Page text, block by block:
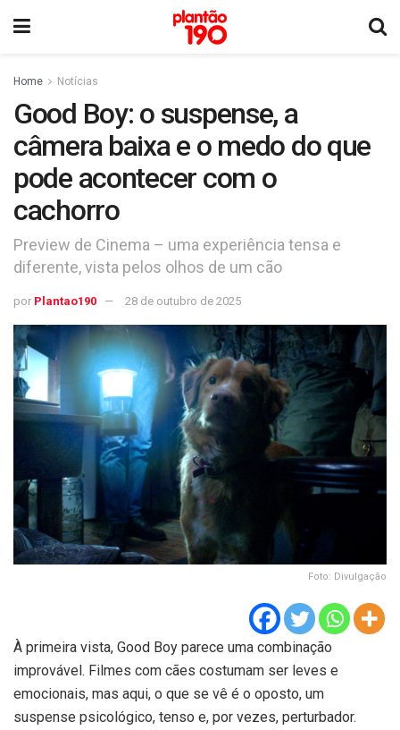
Home Notícias
Good Boy: o suspense, a
câmera baixa e o medo do que
pode acontecer com o
cachorro
Preview de Cinema – uma experiência tensa e
diferente, vista pelos olhos de um cão
por Plantao190 28 de outubro de 2025
Foto: Divulgação
À primeira vista, Good Boy parece uma combinação
improvável. Filmes com cães costumam ser leves e
emocionais, mas aqui, o que se vê é o oposto, um
suspense psicológico, tenso e, por vezes, perturbador.